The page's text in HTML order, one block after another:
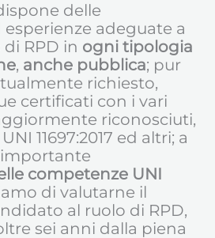
delle
adeguate a
RPD in ogni tipologia
, anche pubblica; pur
richiesto,
certificati con i vari
riconosciuti,
11697:2017 ed altri; a
competenze UNI
di valutarne il
al ruolo di RPD,
sei anni dalla piena